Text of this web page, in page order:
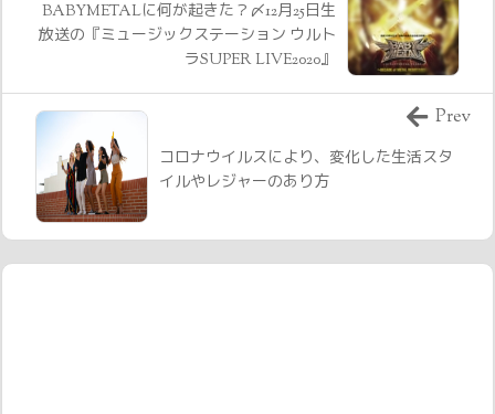
BABYMETALに何が起きた？〆12月25日生
放送の『ミュージックステーション ウルト
ラSUPER LIVE2020』
コロナウイルスにより、変化した生活スタ
イルやレジャーのあり方
Prev